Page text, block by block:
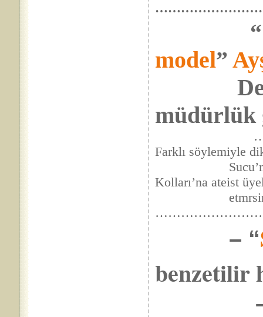
model”
müdürlük
Farklı söylemiyle
Sucu’nun
Kolları’na ateist
etmrsinin
– “
benzetilir